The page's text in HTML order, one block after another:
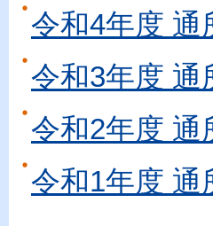
令和4年度
令和3年度
令和2年度
令和1年度